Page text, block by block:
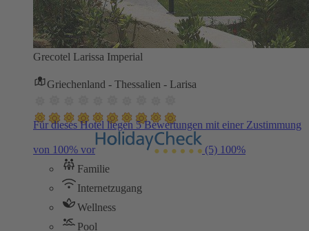
Grecotel Larissa Imperial
Griechenland - Thessalien - Larisa
Für dieses Hotel liegen 5 Bewertungen mit einer Zustimmung
von 100% vor (5) 100%
Familie
Internetzugang
Wellness
Pool